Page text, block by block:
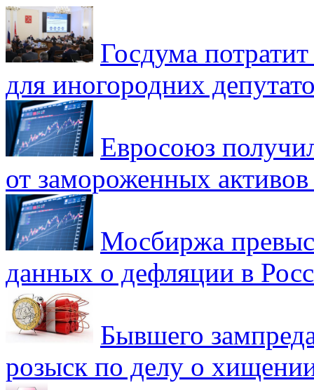
Госдума
для иногородних
Евросоюз
от замороженных
Мосбиржа
данных о дефляции в
Бывшего
розыск по делу о